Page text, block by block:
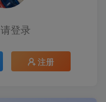
登录
注册